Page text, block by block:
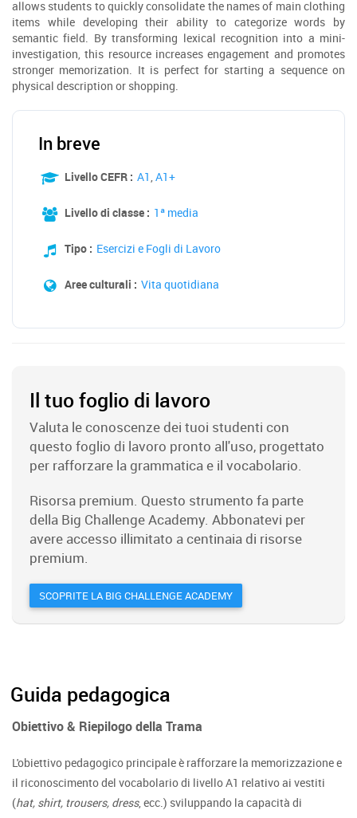
allows students to quickly consolidate the names of main clothing
items while developing their ability to categorize words by
semantic field. By transforming lexical recognition into a mini-
investigation, this resource increases engagement and promotes
stronger memorization. It is perfect for starting a sequence on
physical description or shopping.
In breve
Livello CEFR : A1,A1+
Livello di classe : 1ª media
Tipo : Esercizi e Fogli di Lavoro
Aree culturali : Vita quotidiana
Il tuo foglio di lavoro
Valuta le conoscenze dei tuoi studenti con
questo foglio di lavoro pronto all'uso, progettato
per rafforzare la grammatica e il vocabolario.
Risorsa premium. Questo strumento fa parte
della Big Challenge Academy. Abbonatevi per
avere accesso illimitato a centinaia di risorse
premium.
SCOPRITE LA BIG CHALLENGE ACADEMY
Guida pedagogica
Obiettivo & Riepilogo della Trama
L'obiettivo pedagogico principale è rafforzare la memorizzazione e
il riconoscimento del vocabolario di livello A1 relativo ai vestiti
(hat, shirt, trousers, dress, ecc.) sviluppando la capacità di